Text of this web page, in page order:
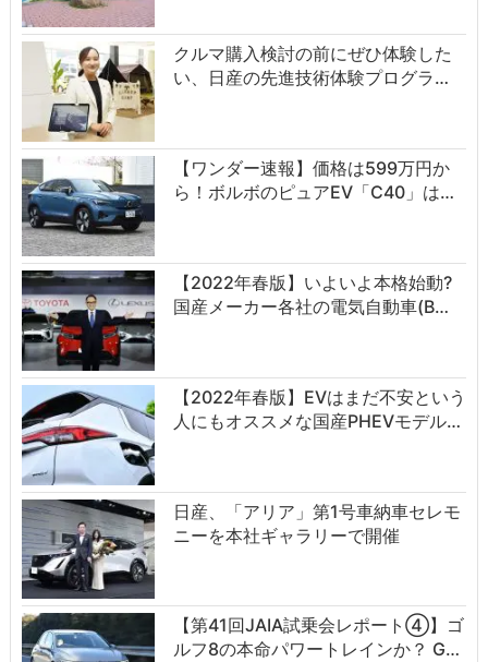
クルマ購入検討の前にぜひ体験した
い、日産の先進技術体験プログラ…
【ワンダー速報】価格は599万円か
ら！ボルボのピュアEV「C40」は…
【2022年春版】いよいよ本格始動?
国産メーカー各社の電気自動車(B…
【2022年春版】EVはまだ不安という
人にもオススメな国産PHEVモデル…
日産、「アリア」第1号車納車セレモ
ニーを本社ギャラリーで開催
【第41回JAIA試乗会レポート④】ゴ
ルフ8の本命パワートレインか？ G…